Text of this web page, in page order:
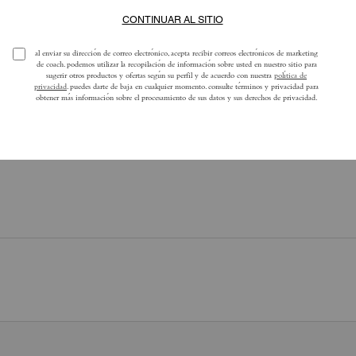
obtener más información sobre cómo verificamos nuestras reseñas, lee más